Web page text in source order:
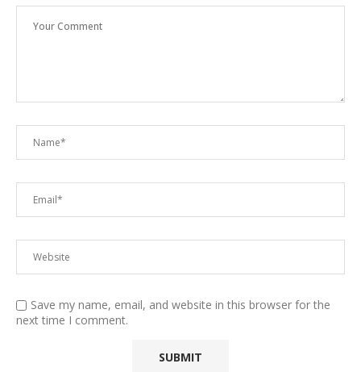
Save my name, email, and website in this browser for the
next time I comment.